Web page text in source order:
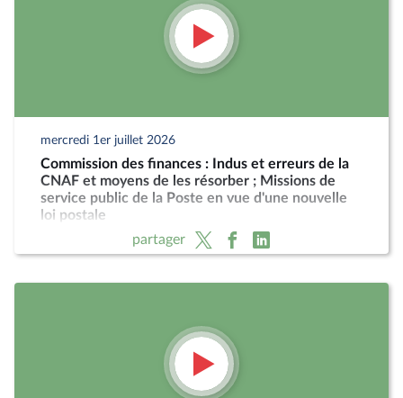
mercredi 1er juillet 2026
Commission des finances : Indus et erreurs de la
CNAF et moyens de les résorber ; Missions de
service public de la Poste en vue d'une nouvelle
loi postale
partager